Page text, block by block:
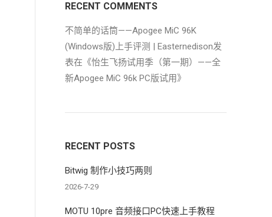
RECENT COMMENTS
不简单的话筒——Apogee MiC 96K
(Windows版)上手评测 | Easternedison发
表在《怡生飞扬试用季（第一期）——全
新Apogee MiC 96k PC版试用》
RECENT POSTS
Bitwig 制作小技巧两则
2026-7-29
MOTU 10pre 音频接口PC快速上手教程